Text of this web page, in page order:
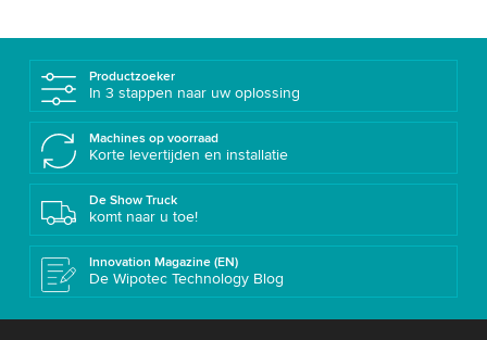
Productzoeker
In 3 stappen naar uw oplossing
Machines op voorraad
Korte levertijden en installatie
De Show Truck
komt naar u toe!
Innovation Magazine (EN)
De Wipotec Technology Blog